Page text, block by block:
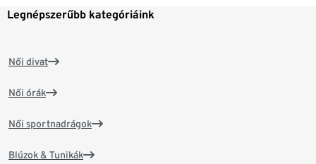
Legnépszerűbb kategóriáink
Női divat
Női órák
Női sportnadrágok
Blúzok & Tunikák